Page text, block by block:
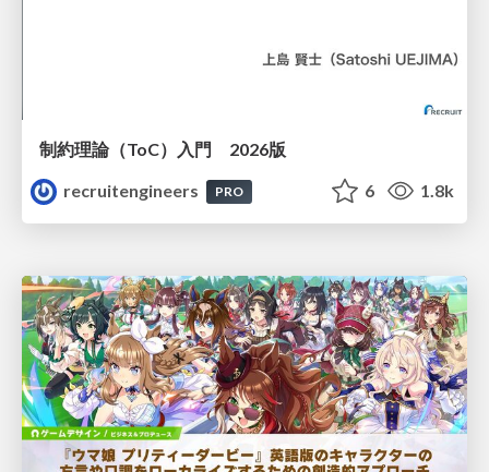
制約理論（ToC）入門 2026版
recruitengineers
PRO 6 1.8k